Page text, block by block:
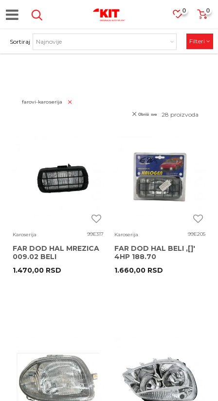
0
0
PROIZVODI
Sortiraj Filteri
farovi-karoserija
28 proizvoda
Obriši sve
Karoserija 99E317
FAR DOD HAL MREZICA
009.02 BELI
1.470,00 RSD
Karoserija 99E205
FAR DOD HAL BELI ,[]'
4HP 188.70
1.660,00 RSD